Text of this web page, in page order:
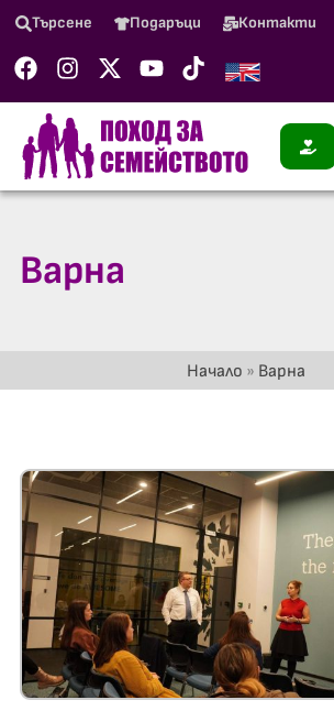
Търсене Подаръци Контакти
Варна
Начало » Варна